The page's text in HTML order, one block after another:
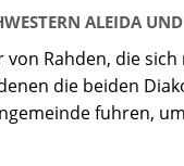
ALEIDA
Rahden, die
die beiden
fuhren,